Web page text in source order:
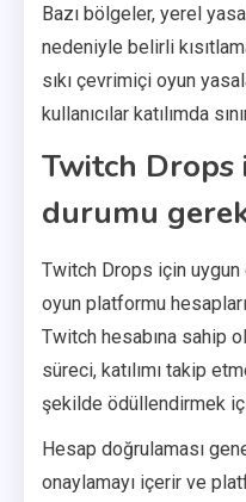
Bazı bölgeler, yerel
nedeniyle belirli
sıkı çevrimiçi oyun
kullanıcılar katılımda
Twitch Drops
durumu
Twitch Drops için
oyun platformu
Twitch hesabına sahip
süreci, katılımı takip
şekilde ödüllendirmek
Hesap doğrulaması
onaylamayı içerir ve